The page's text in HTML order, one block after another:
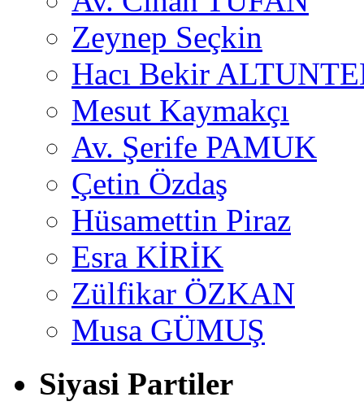
Zeynep Seçkin
Hacı Bekir
Mesut Kaymakçı
Av. Şerife PAMUK
Çetin Özdaş
Hüsamettin Piraz
Esra KİRİK
Zülfikar ÖZKAN
Musa GÜMUŞ
Siyasi Partiler